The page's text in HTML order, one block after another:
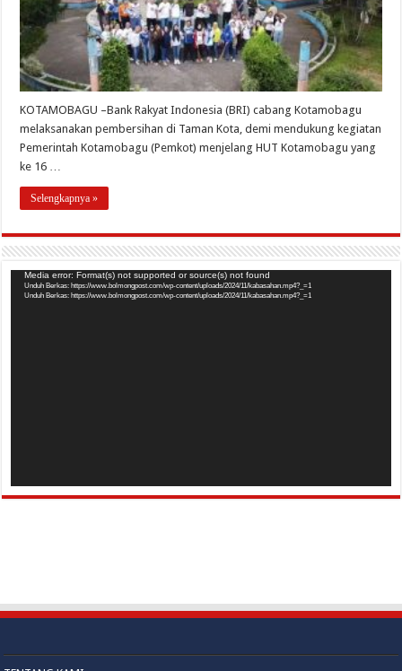
KOTAMOBAGU –Bank Rakyat Indonesia (BRI) cabang Kotamobagu
melaksanakan pembersihan di Taman Kota, demi mendukung kegiatan
Pemerintah Kotamobagu (Pemkot) menjelang HUT Kotamobagu yang
ke 16 …
Selengkapnya »
Pemutar
Video
Media error: Format(s) not supported or source(s) not found
Unduh Berkas: https://www.bolmongpost.com/wp-content/uploads/2024/11/kabasahan.mp4?_=1
Unduh Berkas: https://www.bolmongpost.com/wp-content/uploads/2024/11/kabasahan.mp4?_=1